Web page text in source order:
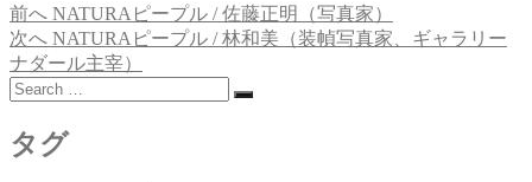
投
稿
ナ
ビ
前へ 過
去
の
投
NATURAピープル / 佐藤正明（写真家）
次へ 次
の
投
NATURAピープル / 林和美（装幀写真家、ギャラリー
ナダール主宰）
Search
…
タグ